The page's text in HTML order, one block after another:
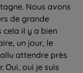
Nous avons
de grande
cela il y a bien
un jour, le
attendre près
Oui, oui je suis